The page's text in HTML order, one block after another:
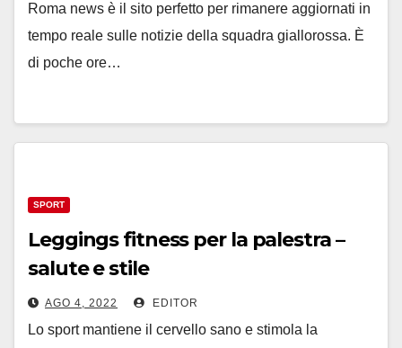
Roma news è il sito perfetto per rimanere aggiornati in
tempo reale sulle notizie della squadra giallorossa. È
di poche ore…
SPORT
Leggings fitness per la palestra –
salute e stile
AGO 4, 2022 EDITOR
Lo sport mantiene il cervello sano e stimola la